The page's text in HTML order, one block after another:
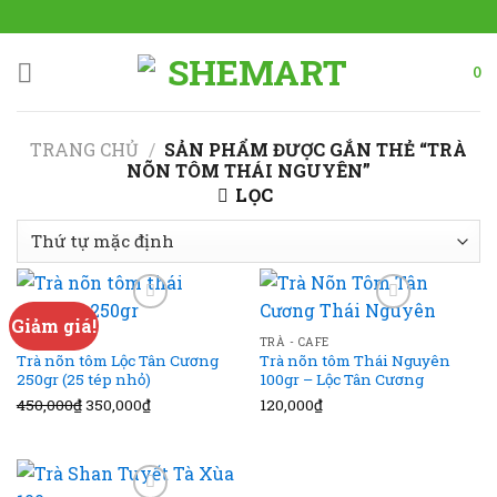
content
0
TRANG CHỦ / SẢN PHẨM ĐƯỢC GẮN THẺ “TRÀ
NÕN TÔM THÁI NGUYÊN”
LỌC
Giảm giá!
TRÀ - CAFE
Trà nõn tôm Lộc Tân Cương
250gr (25 tép nhỏ)
450,000₫Giá
450,000₫.
350,000₫Giá
là:
TRÀ - CAFE
Trà nõn tôm Thái Nguyên
100gr – Lộc Tân Cương
120,000₫